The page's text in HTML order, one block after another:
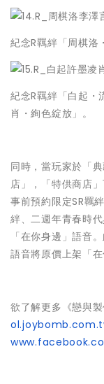
紀念R羈絆「周棋洛
紀念R羈絆「白起・
肖・絢色綻放」。
同時，當玩家於「
店」，「特供商店
事前預約限定SR羈
絆、二週年青春時
「在你身邊」語音
語音將原價上架「在
欲了解更多《戀與